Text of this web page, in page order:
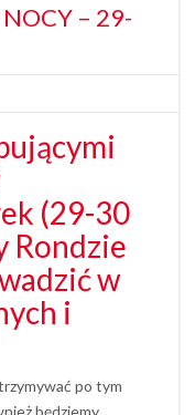
– 29-
(29-30
Rondzie
w
i
po tym
będziemy